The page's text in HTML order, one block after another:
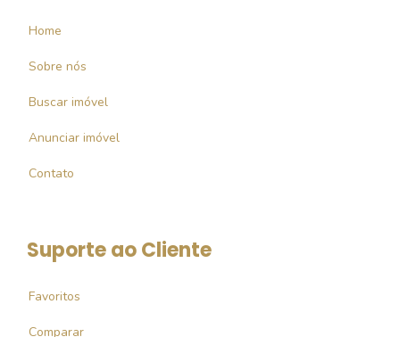
Home
Sobre nós
Buscar imóvel
Anunciar imóvel
Contato
Suporte ao Cliente
Favoritos
Comparar